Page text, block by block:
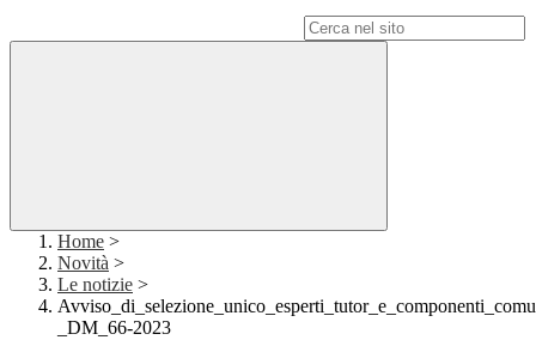
Home >
Novità >
Le notizie >
_DM_66-2023